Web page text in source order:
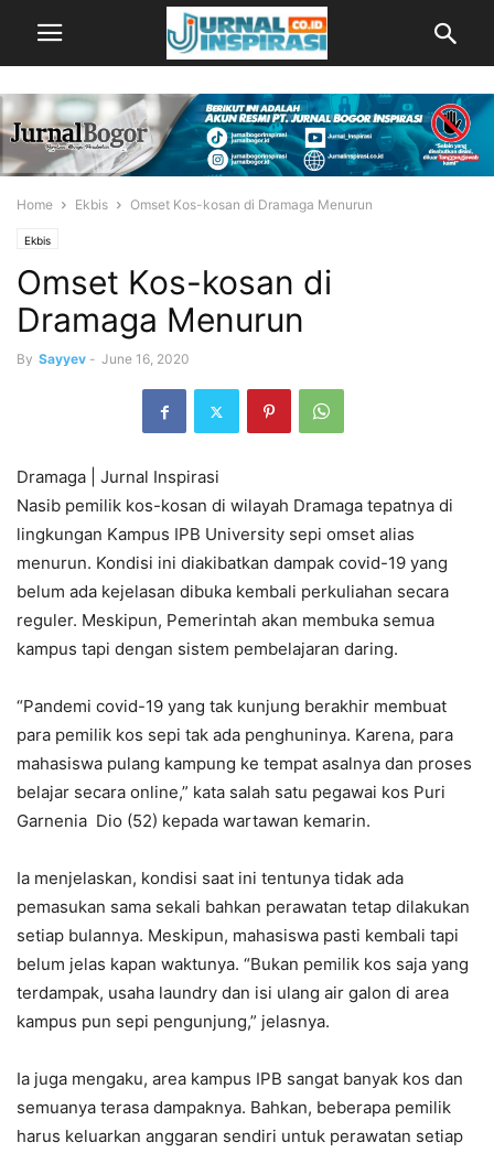
Home Ekbis Omset Kos-kosan di Dramaga Menurun
Ekbis
Omset Kos-kosan di
Dramaga Menurun
By Sayyev - June 16, 2020
Dramaga | Jurnal Inspirasi
Nasib pemilik kos-kosan di wilayah Dramaga tepatnya di
lingkungan Kampus IPB University sepi omset alias
menurun. Kondisi ini diakibatkan dampak covid-19 yang
belum ada kejelasan dibuka kembali perkuliahan secara
reguler. Meskipun, Pemerintah akan membuka semua
kampus tapi dengan sistem pembelajaran daring.
“Pandemi covid-19 yang tak kunjung berakhir membuat
para pemilik kos sepi tak ada penghuninya. Karena, para
mahasiswa pulang kampung ke tempat asalnya dan proses
belajar secara online,” kata salah satu pegawai kos Puri
Garnenia Dio (52) kepada wartawan kemarin.
Ia menjelaskan, kondisi saat ini tentunya tidak ada
pemasukan sama sekali bahkan perawatan tetap dilakukan
setiap bulannya. Meskipun, mahasiswa pasti kembali tapi
belum jelas kapan waktunya. “Bukan pemilik kos saja yang
terdampak, usaha laundry dan isi ulang air galon di area
kampus pun sepi pengunjung,” jelasnya.
Ia juga mengaku, area kampus IPB sangat banyak kos dan
semuanya terasa dampaknya. Bahkan, beberapa pemilik
harus keluarkan anggaran sendiri untuk perawatan setiap